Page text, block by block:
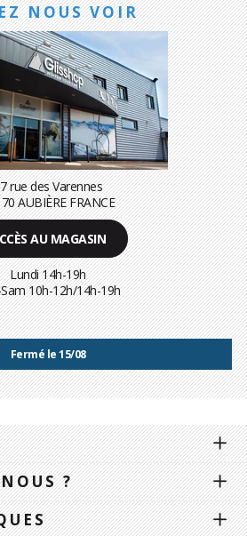
NOUS VOIR
rue des Varennes
AUBIÈRE FRANCE
AU MAGASIN
Lundi 14h-19h
10h-12h/14h-19h
Fermé le 15/08
?